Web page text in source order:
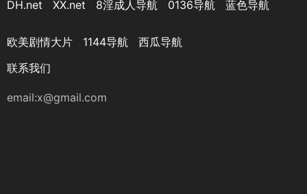
DH.net XX.net 8淫成人导航 0136导航 蓝色导航
欧美剧情大片 1144导航
西瓜导航
联系我们
email:x@gmail.com